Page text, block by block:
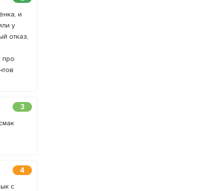
и
у
отказ,
про
3
4
с